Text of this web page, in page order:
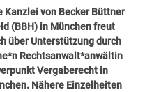
Kanzlei von Becker Büttner
(BBH) in München freut
über Unterstützung durch
Rechtsanwalt*anwältin
Vergaberecht in
Nähere Einzelheiten